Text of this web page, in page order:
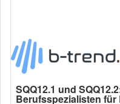
SQQ12.1 und
Berufsspezialisten